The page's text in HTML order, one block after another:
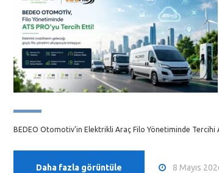
BEDEO Otomotiv’in Elektrikli Araç Filo Yönetiminde Tercihi
Daha fazla görüntüle 8 Mayıs